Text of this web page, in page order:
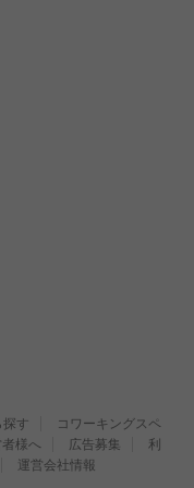
探す
コワーキングスペ
様へ 広告募集
利
運営会社情報